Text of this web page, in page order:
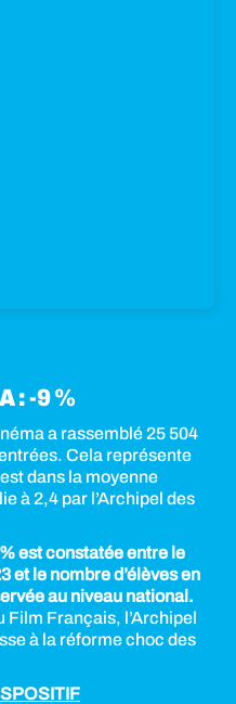
: -9 %
a rassemblé 25 504
Cela représente
dans la moyenne
à 2,4 par l’Archipel des
est constatée entre le
et le nombre d’élèves en
au niveau national.
Film Français, l’Archipel
à la réforme choc des